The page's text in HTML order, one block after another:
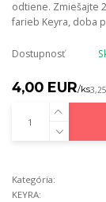
odtiene. Zmiešajte
farieb Keyra, doba
Dostupnosť
4,00 EUR/ks
Kategória:
KEYRA: